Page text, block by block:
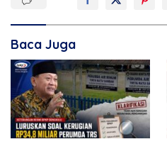
Baca Juga